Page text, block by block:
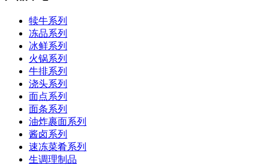
犊牛系列
冻品系列
冰鲜系列
火锅系列
牛排系列
浇头系列
面点系列
面条系列
油炸裹面系列
酱卤系列
速冻菜肴系列
生调理制品